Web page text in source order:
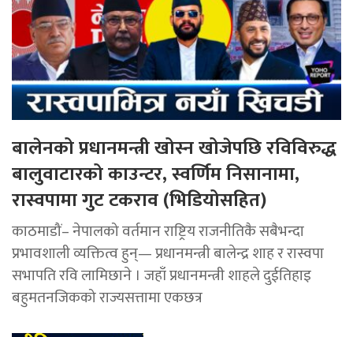
बालेनको प्रधानमन्त्री खोस्न खोजेपछि रविविरुद्ध
बालुवाटारको काउन्टर, स्वर्णिम निसानामा,
रास्वपामा गुट टकराव (भिडियोसहित)
काठमाडौं– नेपालको वर्तमान राष्ट्रिय राजनीतिकै सबैभन्दा
प्रभावशाली व्यक्तित्व हुन्— प्रधानमन्त्री बालेन्द्र शाह र रास्वपा
सभापति रवि लामिछाने । जहाँ प्रधानमन्त्री शाहले दुईतिहाइ
बहुमतनजिकको राज्यसत्तामा एकछत्र